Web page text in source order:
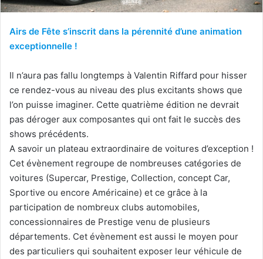
Airs de Fête s’inscrit dans la pérennité d’une animation
exceptionnelle !
Il n’aura pas fallu longtemps à Valentin Riffard pour hisser
ce rendez-vous au niveau des plus excitants shows que
l’on puisse imaginer. Cette quatrième édition ne devrait
pas déroger aux composantes qui ont fait le succès des
shows précédents.
A savoir un plateau extraordinaire de voitures d’exception !
Cet évènement regroupe de nombreuses catégories de
voitures (Supercar, Prestige, Collection, concept Car,
Sportive ou encore Américaine) et ce grâce à la
participation de nombreux clubs automobiles,
concessionnaires de Prestige venu de plusieurs
départements. Cet évènement est aussi le moyen pour
des particuliers qui souhaitent exposer leur véhicule de